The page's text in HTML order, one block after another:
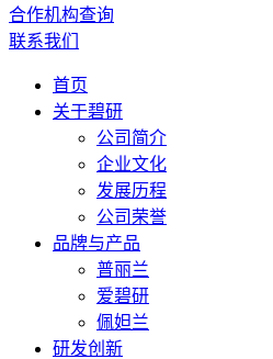
合作机构查询
联系我们
首页
关于碧研
公司简介
企业文化
发展历程
公司荣誉
品牌与产品
普丽兰
爱碧研
佩妲兰
研发创新